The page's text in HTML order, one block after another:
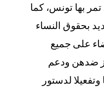
بها تونس، كما
بحقوق النساء
على جميع
ضدهن ودعم
لدستور